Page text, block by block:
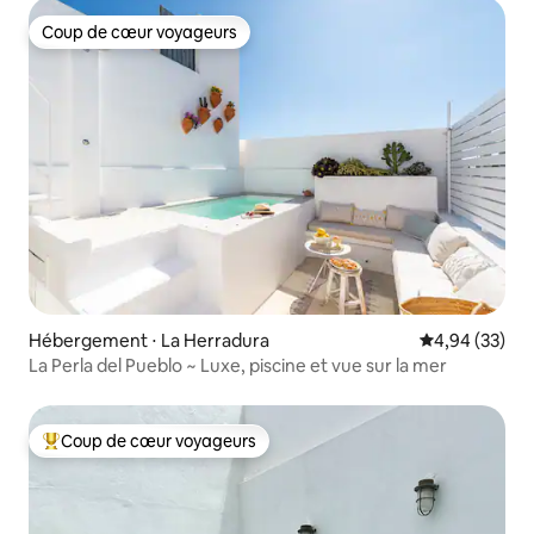
Coup de cœur voyageurs
Coup de cœur voyageurs
Hébergement ⋅ La Herradura Évaluation
4,94 (33)
La Perla del Pueblo ~ Luxe, piscine et vue sur la mer
Coups de cœur voyageurs les plus appréciés
Coup de cœur voyageurs